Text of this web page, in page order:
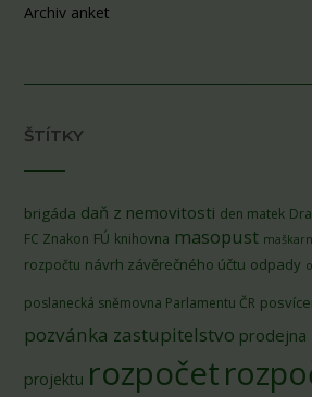
Archiv anket
ŠTÍTKY
brigáda daň z nemovitosti den matek
FC Znakon FÚ knihovna masopust
rozpočtu návrh závěrečného účtu odpady
poslanecká sněmovna Parlamentu ČR
pozvánka zastupitelstvo prodejna
projektu rozpočet